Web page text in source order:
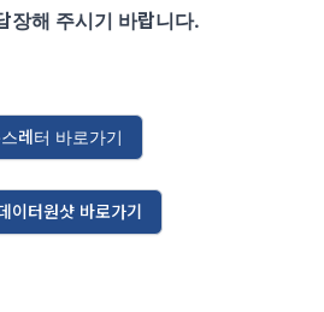
장해 주시기 바랍니다.
레터 바로가기
이터원샷 바로가기